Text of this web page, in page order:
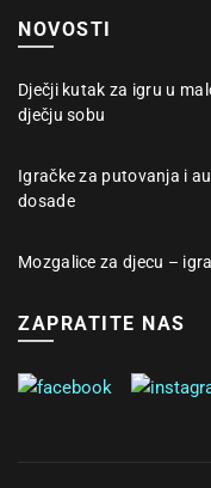
NOVOSTI
Dječji kutak za igru u
dječju sobu
Igračke za putovanja i
dosade
Mozgalice za djecu –
ZAPRATITE NAS